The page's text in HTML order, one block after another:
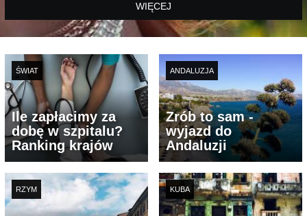
WIĘCEJ
ŚWIAT
Ile zapłacimy za
dobę w szpitalu?
Ranking krajów
ANDALUZJA
Zrób to sam -
wyjazd do
Andaluzji
RZYM KUBA